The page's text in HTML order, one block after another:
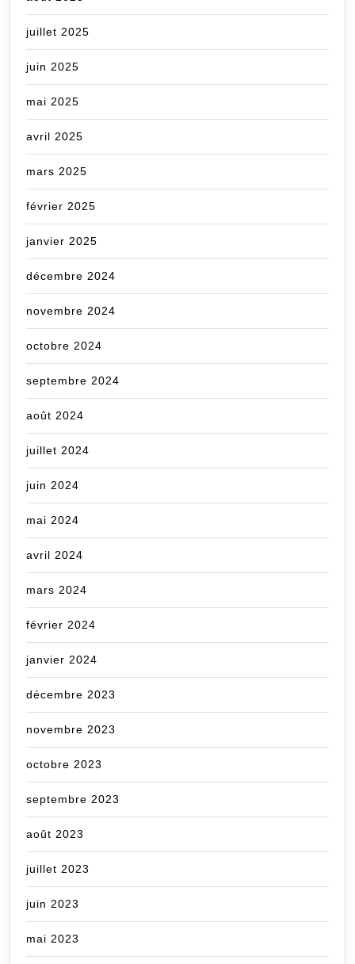
juillet 2025
juin 2025
mai 2025
avril 2025
mars 2025
février 2025
janvier 2025
décembre 2024
novembre 2024
octobre 2024
septembre 2024
août 2024
juillet 2024
juin 2024
mai 2024
avril 2024
mars 2024
février 2024
janvier 2024
décembre 2023
novembre 2023
octobre 2023
septembre 2023
août 2023
juillet 2023
juin 2023
mai 2023